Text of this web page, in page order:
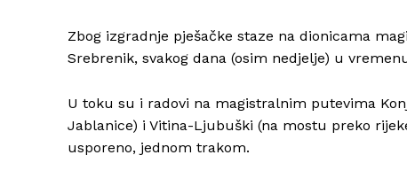
Zbog izgradnje pješačke staze na dionicama
Srebrenik, svakog dana (osim nedjelje) u
U toku su i radovi na magistralnim putevima
Jablanice) i Vitina-Ljubuški (na mostu preko
usporeno, jednom trakom.